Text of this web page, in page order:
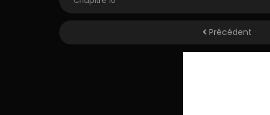
Précédent